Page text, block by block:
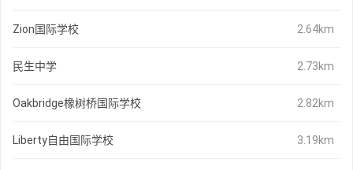
Zion国际学校 2.64km
民生中学 2.73km
Oakbridge橡树桥国际学校 2.82km
Liberty自由国际学校 3.19km